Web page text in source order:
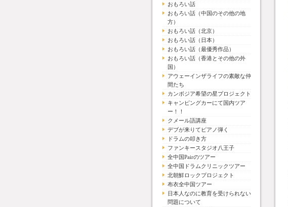
おもろい話
おもろい話（中国のその他の地
方）
おもろい話（北京）
おもろい話（日本）
おもろい話（最優秀作品）
おもろい話（香港とその他の外
国）
アウェーインザライフの素敵な仲
間たち
カンボジア希望の星プロジェクト
キャンピングカーにて国内ツア
ー！！
クメール語講座
デブが来りてピアノ弾く
ドラムの叩き方
ファンキースタジオ八王子
全中国Pairのツアー
全中国ドラムクリニックツアー
北朝鮮ロックプロジェクト
布衣全中国ツアー
日本人なのに教育を受けられない
問題について